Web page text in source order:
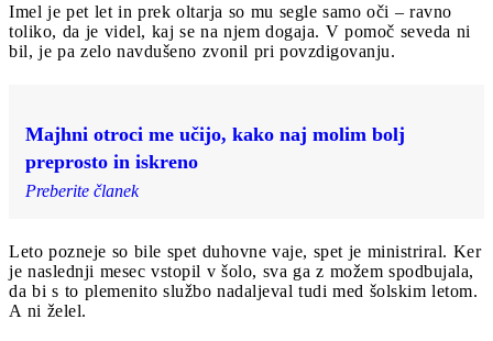
Imel je pet let in prek oltarja so mu segle samo oči – ravno
toliko, da je videl, kaj se na njem dogaja. V pomoč seveda ni
bil, je pa zelo navdušeno zvonil pri povzdigovanju.
Majhni otroci me učijo, kako naj molim bolj
preprosto in iskreno
Preberite članek
Leto pozneje so bile spet duhovne vaje, spet je ministriral. Ker
je naslednji mesec vstopil v šolo, sva ga z možem spodbujala,
da bi s to plemenito službo nadaljeval tudi med šolskim letom.
A ni želel.